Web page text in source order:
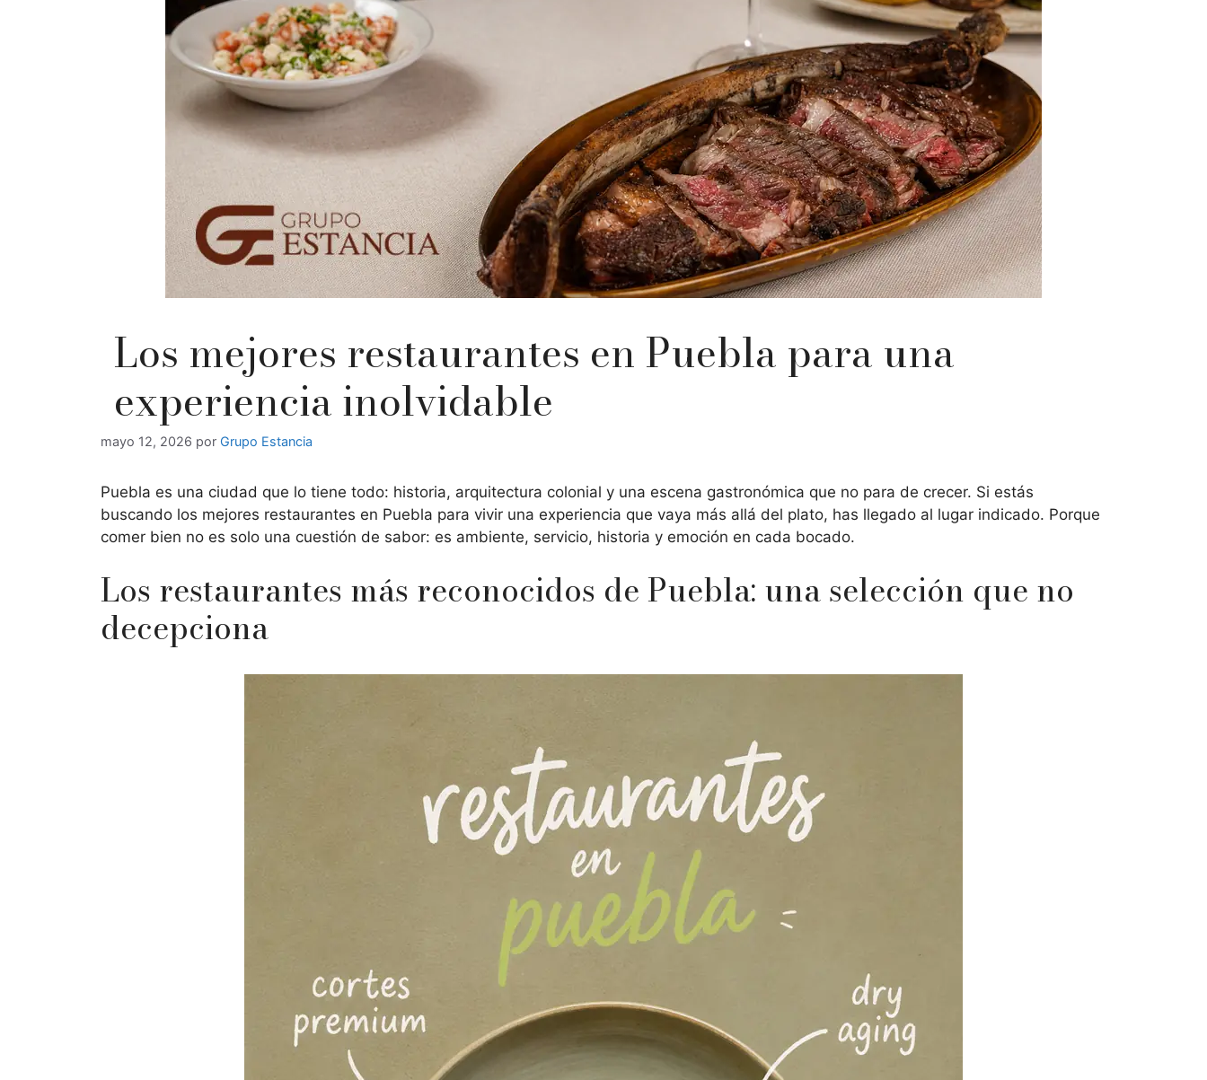
Los mejores restaurantes en Puebla para una
experiencia inolvidable
mayo 12, 2026 por Grupo Estancia
Puebla es una ciudad que lo tiene todo: historia, arquitectura colonial y una escena gastronómica que no para de crecer. Si estás
buscando los mejores restaurantes en Puebla para vivir una experiencia que vaya más allá del plato, has llegado al lugar indicado. Porque
comer bien no es solo una cuestión de sabor: es ambiente, servicio, historia y emoción en cada bocado.
Los restaurantes más reconocidos de Puebla: una selección que no
decepciona